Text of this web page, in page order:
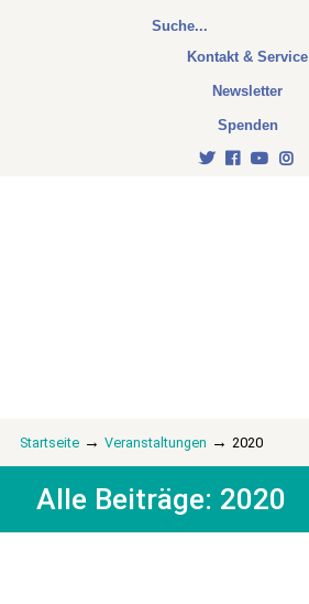
Kontakt & Service
Newsletter
Spenden
Startseite → Veranstaltungen → 2020
Alle Beiträge: 2020